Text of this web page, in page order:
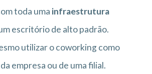
toda uma infraestrutura
escritório de alto padrão.
utilizar o coworking como
empresa ou de uma filial.